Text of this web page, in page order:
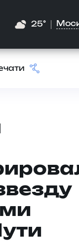
25°